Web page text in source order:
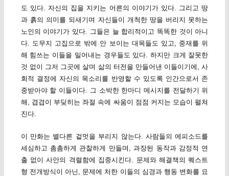
도 있다. 자신의 집을 지키는 어른의 이야기가 있다. 그리고 땅
과 흙의 의미를 되새기며 자신들이 개척한 땅을 버리지 못하는
노인의 이야기가 있다. 그들은 늘 합리적이고 똑똑한 것이 아니
다. 도무지 고집으로 밖에 안 보이는 대목들도 있고, 중재를 위
해 힘쓰는 이들을 밀어내는 경우들도 있다. 하지만 크게 잘못한
것 없이 그저 그곳에 살며 삶의 터전을 만들어낸 이들이기에, 사
회적 결정에 자신의 목소리를 반영할 수 있도록 인간으로서 존
중받아야 할 이들이다. 그 소박한 한마디 메시지를 전달하기 위
해, 겹겹이 부딪히는 좌절 속에 싸움이 점점 커지는 모습이 펼쳐
진다.
이 만화는 별다른 겉멋을 부리지 않는다. 사람들의 에피소드를
세심하고 촘촘하게 관찰하게 만들며, 과장된 동작과 감정적 연
출 없이 사안의 격렬함에 집중시킨다. 문제와 해결책의 퀘스트
형 전개방식이 아닌, 문제에 처한 이들의 심경과 행동 변화를 묘